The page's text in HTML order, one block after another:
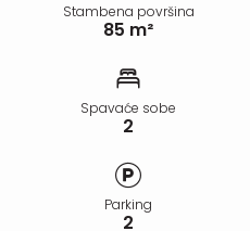
Stambena površina
85 m²
Spavaće sobe
2
Parking
2